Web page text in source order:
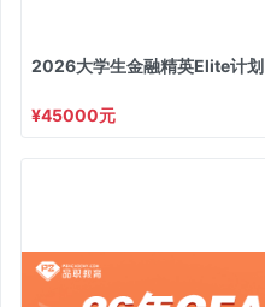
2026大学生金融精英Elite计划
¥45000元